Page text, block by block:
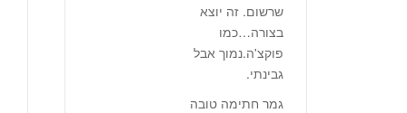
שרשום. זה יוצא
בצורה…כמו
פוקצ'ה.נמוך אבל
גבינתי.
גמר חתימה טובה